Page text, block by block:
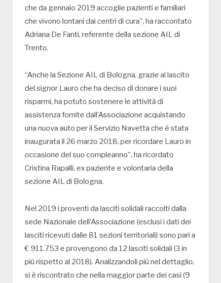
che da gennaio 2019 accoglie pazienti e familiari
che vivono lontani dai centri di cura”, ha raccontato
Adriana De Fanti, referente della sezione AIL di
Trento.
“Anche la Sezione AIL di Bologna, grazie al lascito
del signor Lauro che ha deciso di donare i suoi
risparmi, ha potuto sostenere le attività di
assistenza fornite dall’Associazione acquistando
una nuova auto per il Servizio Navetta che è stata
inaugurata il 26 marzo 2018, per ricordare Lauro in
occasione del suo compleanno”, ha ricordato
Cristina Rapalli, ex paziente e volontaria della
sezione AIL di Bologna.
Nel 2019 i proventi da lasciti solidali raccolti dalla
sede Nazionale dell’Associazione (esclusi i dati dei
lasciti ricevuti dalle 81 sezioni territoriali) sono pari a
€ 911.753 e provengono da 12 lasciti solidali (3 in
più rispetto al 2018). Analizzandoli più nel dettaglio,
si è riscontrato che nella maggior parte dei casi (9